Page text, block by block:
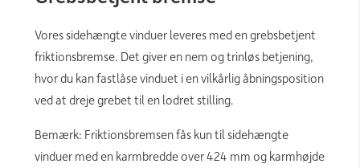
Vores sidehængte vinduer leveres med en grebsbetjent
friktionsbremse. Det giver en nem og trinløs betjening,
hvor du kan fastlåse vinduet i en vilkårlig åbningsposition
ved at dreje grebet til en lodret stilling.
Bemærk: Friktionsbremsen fås kun til sidehængte
vinduer med en karmbredde over 424 mm og karmhøjde